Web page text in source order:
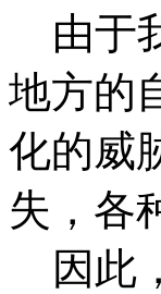
由于
地方的
化的威
失，各
因此